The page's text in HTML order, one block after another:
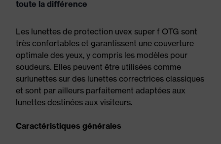
toute la différence
Les lunettes de protection uvex super f OTG sont
très confortables et garantissent une couverture
optimale des yeux, y compris les modèles pour
soudeurs. Elles peuvent être utilisées comme
surlunettes sur des lunettes correctrices classiques
et sont par ailleurs parfaitement adaptées aux
lunettes destinées aux visiteurs.
Caractéristiques générales